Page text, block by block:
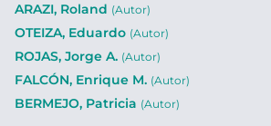
ARAZI, Roland (Autor)
OTEIZA, Eduardo (Autor)
ROJAS, Jorge A. (Autor)
FALCÓN, Enrique M. (Autor)
BERMEJO, Patricia (Autor)